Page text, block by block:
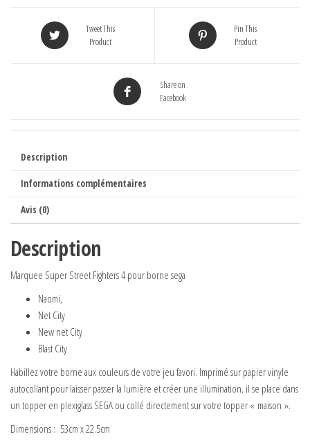
Tweet This
Product
Pin This
Product
Share on
Facebook
Description
Informations complémentaires
Avis (0)
Description
Marquee Super Street Fighters 4 pour borne sega
Naomi,
Net City
New net City
Blast City
Habillez votre borne aux couleurs de votre jeu favori. Imprimé sur papier vinyle
autocollant pour laisser passer la lumière et créer une illumination, il se place dans
un topper en plexiglass SEGA ou collé directement sur votre topper « maison ».
Dimensions : 53cm x 22.5cm